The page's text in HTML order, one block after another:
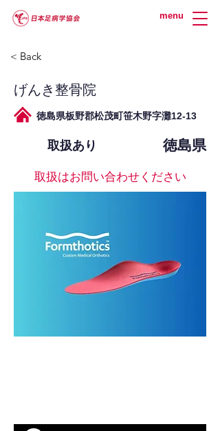
menu
< Back
げんき整骨院
徳島県板野郡松茂町笹木野字灘12-13
取扱あり 徳島県
取扱はお問い合わせください